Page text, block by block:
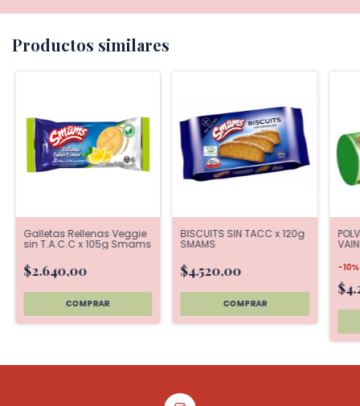
Productos similares
Galletas Rellenas Veggie
sin T.A.C.C x 105g Smams
$2.640,00
COMPRAR
BISCUITS SIN TACC x 120g
SMAMS
$4.520,00 -10